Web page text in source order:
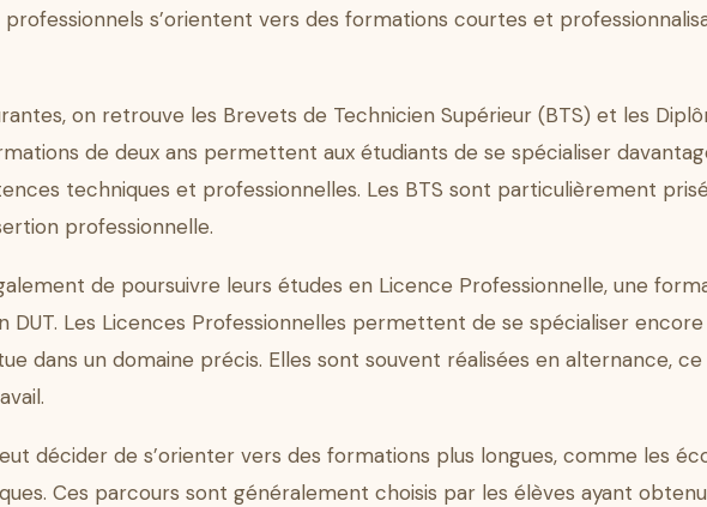
s’orientent vers des formations courtes et
on retrouve les Brevets de Technicien Supérieur (BTS) et les
de deux ans permettent aux étudiants de se spécialiser
techniques et professionnelles. Les BTS sont particulièrement
professionnelle.
de poursuivre leurs études en Licence Professionnelle, une
DUT. Les Licences Professionnelles permettent de se spécialiser
dans un domaine précis. Elles sont souvent réalisées en alternance,
décider de s’orienter vers des formations plus longues, comme les
Ces parcours sont généralement choisis par les élèves ayant